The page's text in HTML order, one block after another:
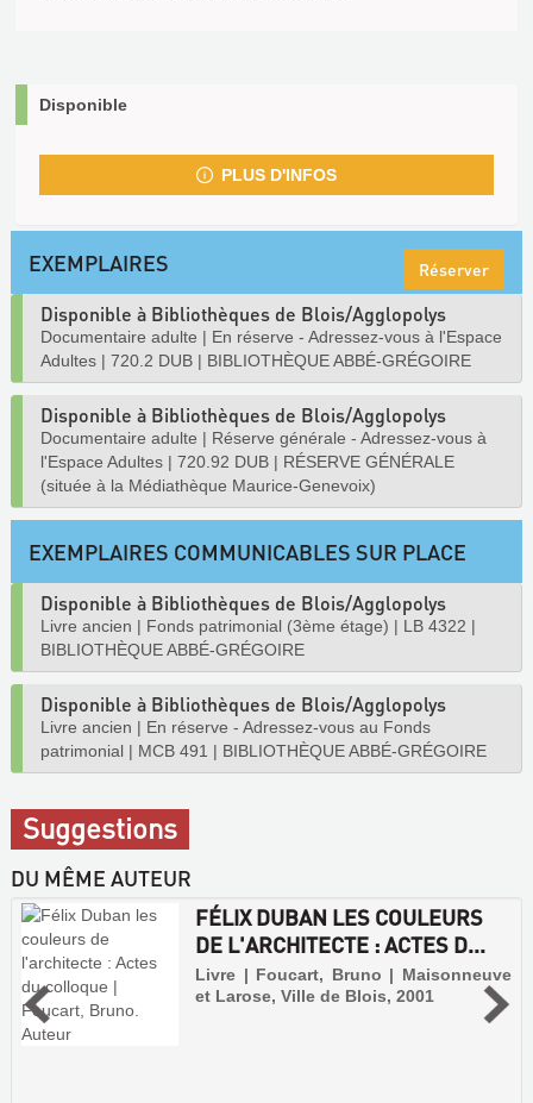
Disponible
PLUS D'INFOS
EXEMPLAIRES Réserver
Disponible à Bibliothèques de Blois/Agglopolys
Documentaire adulte | En réserve - Adressez-vous à l'Espace
Adultes | 720.2 DUB | BIBLIOTHÈQUE ABBÉ-GRÉGOIRE
Disponible à Bibliothèques de Blois/Agglopolys
Documentaire adulte | Réserve générale - Adressez-vous à
l'Espace Adultes | 720.92 DUB | RÉSERVE GÉNÉRALE
(située à la Médiathèque Maurice-Genevoix)
EXEMPLAIRES COMMUNICABLES SUR PLACE
Disponible à Bibliothèques de Blois/Agglopolys
Livre ancien | Fonds patrimonial (3ème étage) | LB 4322 |
BIBLIOTHÈQUE ABBÉ-GRÉGOIRE
Disponible à Bibliothèques de Blois/Agglopolys
Livre ancien | En réserve - Adressez-vous au Fonds
patrimonial | MCB 491 | BIBLIOTHÈQUE ABBÉ-GRÉGOIRE
Suggestions
DU MÊME AUTEUR
FÉLIX DUBAN LES COULEURS
DE L'ARCHITECTE : ACTES D...
Livre | Foucart, Bruno | Maisonneuve
et Larose, Ville de Blois, 2001